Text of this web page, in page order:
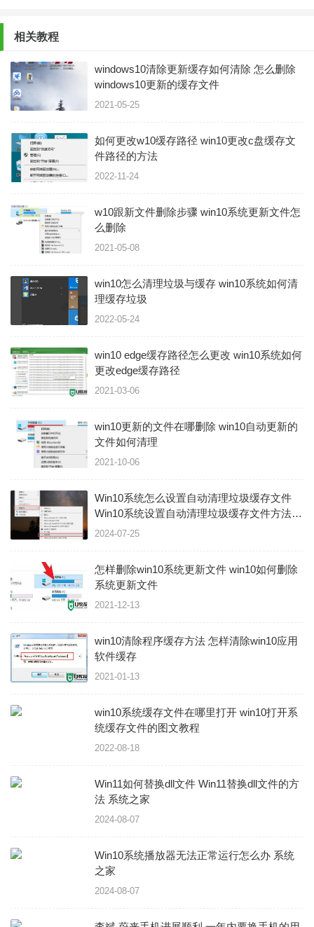
相关教程
windows10清除更新缓存如何清除 怎么删除
windows10更新的缓存文件
2021-05-25
如何更改w10缓存路径 win10更改c盘缓存文
件路径的方法
2022-11-24
w10跟新文件删除步骤 win10系统更新文件怎
么删除
2021-05-08
win10怎么清理垃圾与缓存 win10系统如何清
理缓存垃圾
2022-05-24
win10 edge缓存路径怎么更改 win10系统如何
更改edge缓存路径
2021-03-06
win10更新的文件在哪删除 win10自动更新的
文件如何清理
2021-10-06
Win10系统怎么设置自动清理垃圾缓存文件
Win10系统设置自动清理垃圾缓存文件方法
系统之家
2024-07-25
怎样删除win10系统更新文件 win10如何删除
系统更新文件
2021-12-13
win10清除程序缓存方法 怎样清除win10应用
软件缓存
2021-01-13
win10系统缓存文件在哪里打开 win10打开系
统缓存文件的图文教程
2022-08-18
Win11如何替换dll文件 Win11替换dll文件的方
法 系统之家
2024-08-07
Win10系统播放器无法正常运行怎么办 系统
之家
2024-08-07